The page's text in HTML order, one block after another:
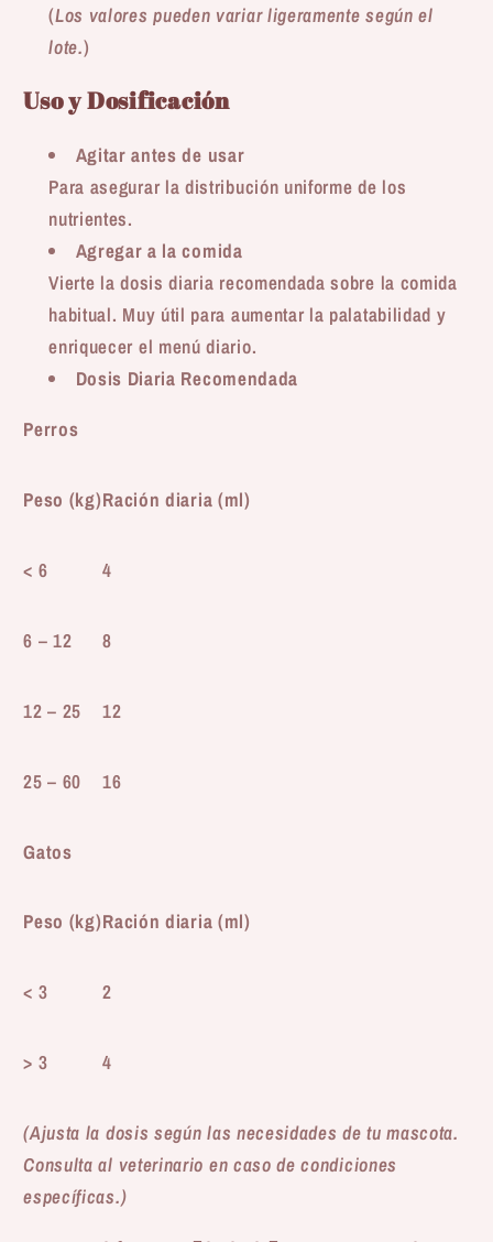
(Los valores pueden variar ligeramente según el
lote.)
Uso y Dosificación
Agitar antes de usar
Para asegurar la distribución uniforme de los
nutrientes.
Agregar a la comida
Vierte la dosis diaria recomendada sobre la comida
habitual. Muy útil para aumentar la palatabilidad y
enriquecer el menú diario.
Dosis Diaria Recomendada
Perros
Peso (kg)Ración diaria (ml)
< 6 4
6 – 12 8
12 – 25 12
25 – 60 16
Gatos
Peso (kg)Ración diaria (ml)
< 3 2
> 3 4
(Ajusta la dosis según las necesidades de tu mascota.
Consulta al veterinario en caso de condiciones
específicas.)